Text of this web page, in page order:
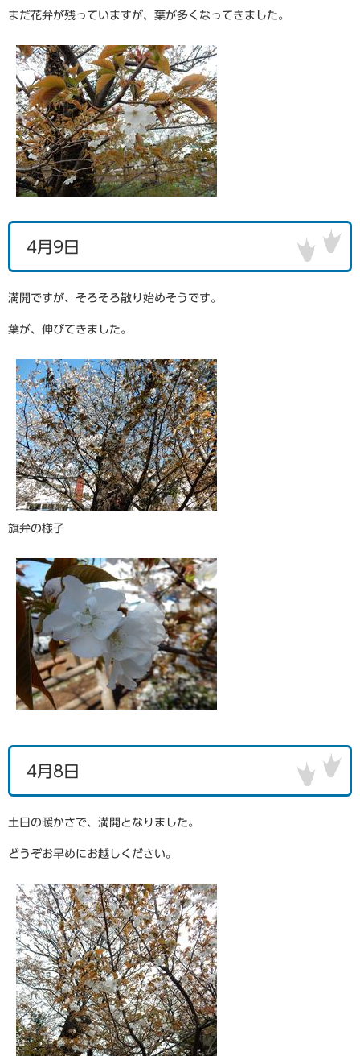
まだ花弁が残っていますが、葉が多くなってきました。
4月9日
満開ですが、そろそろ散り始めそうです。
葉が、伸びてきました。
旗弁の様子
4月8日
土日の暖かさで、満開となりました。
どうぞお早めにお越しください。